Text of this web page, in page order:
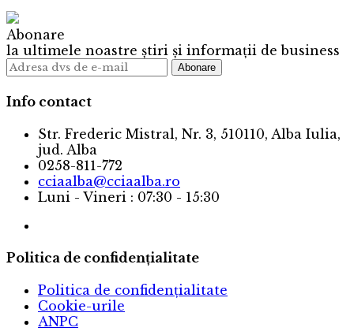
Abonare
la ultimele noastre știri și informații de business
Info contact
Str. Frederic Mistral, Nr. 3, 510110, Alba Iulia,
jud. Alba
0258-811-772
cciaalba@cciaalba.ro
Luni - Vineri : 07:30 - 15:30
Politica de confidențialitate
Politica de confidențialitate
Cookie-urile
ANPC